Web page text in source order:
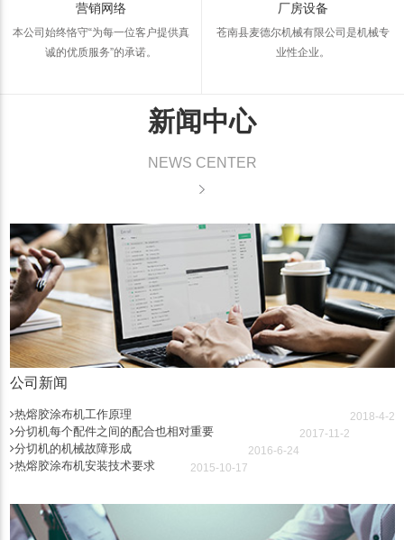
营销网络
本公司始终恪守“为每一位客户提供真
诚的优质服务”的承诺。
厂房设备
苍南县麦德尔机械有限公司是机械专
业性企业。
新闻中心
NEWS CENTER
公司新闻
热熔胶涂布机工作原理 2018-4-2
分切机每个配件之间的配合也相对重要 2017-11-2
分切机的机械故障形成 2016-6-24
热熔胶涂布机安装技术要求 2015-10-17